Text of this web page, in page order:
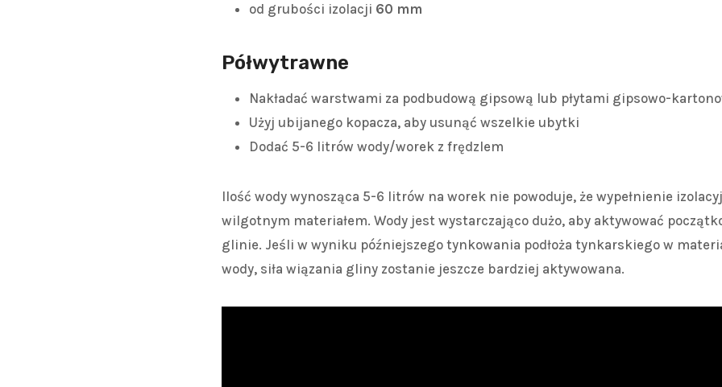
od grubości izolacji 60 mm
Półwytrawne
Nakładać warstwami za podbudową gipsową lub płytami gipsowo-
Użyj ubijanego kopacza, aby usunąć wszelkie ubytki
Dodać 5-6 litrów wody/worek z frędzlem
Ilość wody wynosząca 5-6 litrów na worek nie powoduje, że wypełnienie
wilgotnym materiałem. Wody jest wystarczająco dużo, aby aktywować
glinie. Jeśli w wyniku późniejszego tynkowania podłoża tynkarskiego w
wody, siła wiązania gliny zostanie jeszcze bardziej aktywowana.